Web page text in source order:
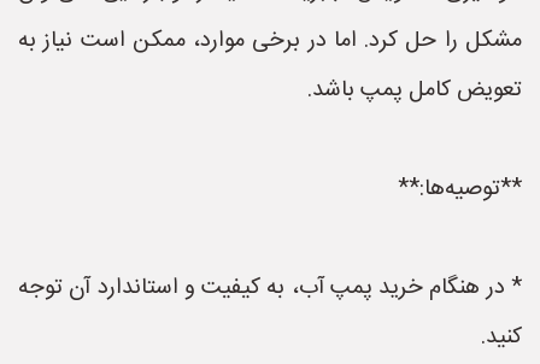
مشکل را حل کرد. اما در برخی موارد، ممکن است نیاز به
تعویض کامل پمپ باشد.
**توصیه‌ها:**
* در هنگام خرید پمپ آب، به کیفیت و استاندارد آن توجه
کنید.